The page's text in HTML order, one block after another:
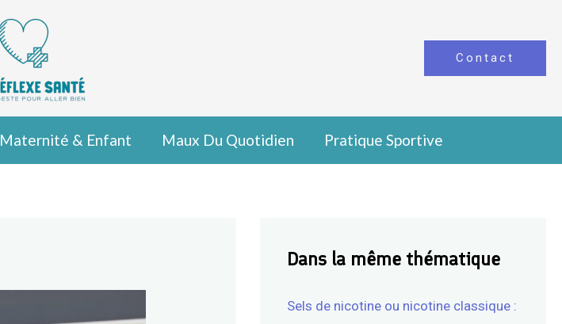
Contact
Maternité & Enfant Maux Du Quotidien Pratique Sportive
Dans la même thématique
Sels de nicotine ou nicotine classique :